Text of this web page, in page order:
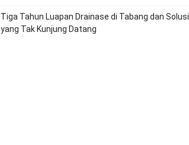
Tiga Tahun Luapan Drainase di Tabang dan Solusi
yang Tak Kunjung Datang